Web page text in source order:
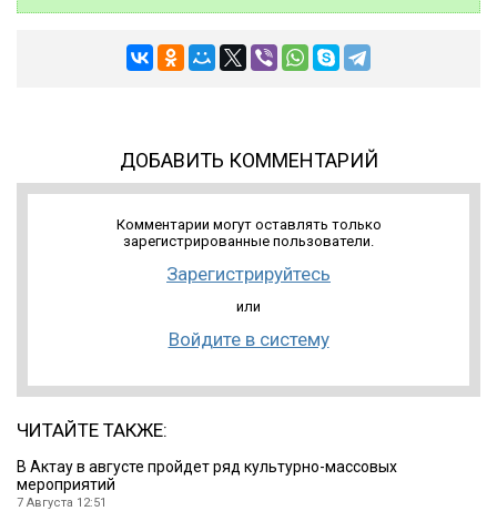
ДОБАВИТЬ КОММЕНТАРИЙ
Комментарии могут оставлять только
зарегистрированные пользователи.
Зарегистрируйтесь
или
Войдите в систему
ЧИТАЙТЕ ТАКЖЕ:
В Актау в августе пройдет ряд культурно-массовых
мероприятий
7 Августа 12:51